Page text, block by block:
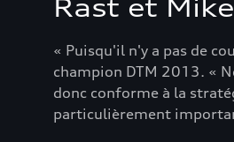
Rast et
« Puisqu'il n'y a pas de
champion DTM 2013. «
donc conforme à la
particulièrement